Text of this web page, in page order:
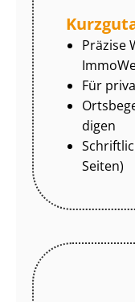
Präzise
Für
di­gen
Seiten)